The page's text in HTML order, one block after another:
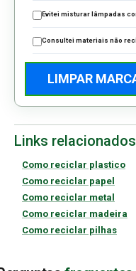
Evitei misturar lâmpadas
Consultei materiais não
LIMPAR
Links relacionados
Como reciclar plastico
Como reciclar papel
Como reciclar metal
Como reciclar madeira
Como reciclar pilhas